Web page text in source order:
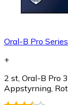
Oral-B Pro
+
2 st, Oral-B Pro
Appstyrning,